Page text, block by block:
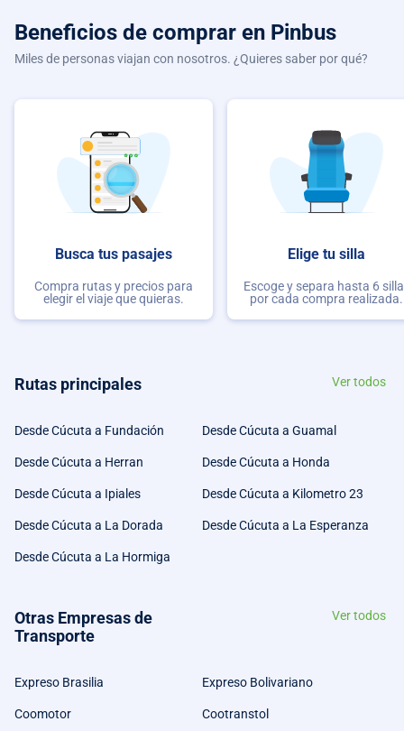
Beneficios de comprar en Pinbus
Miles de personas viajan con nosotros. ¿Quieres saber por qué?
Busca tus pasajes
Compra rutas y precios para
elegir el viaje que quieras.
Elige tu silla
Escoge y separa hasta 6
por cada compra realizada.
Rutas principales Ver todos
Desde Cúcuta a Fundación Desde Cúcuta a Guamal
Desde Cúcuta a Herran Desde Cúcuta a Honda
Desde Cúcuta a Ipiales Desde Cúcuta a Kilometro 23
Desde Cúcuta a La Dorada Desde Cúcuta a La Esperanza
Desde Cúcuta a La Hormiga
Otras Empresas de
Transporte
Ver todos
Expreso Brasilia Expreso Bolivariano
Coomotor Cootranstol